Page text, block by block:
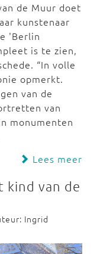
de Muur doet
kunstenaar
'Berlin
is te zien,
“In volle
opmerkt.
van de
van
monumenten
Lees meer
kind van de
Ingrid